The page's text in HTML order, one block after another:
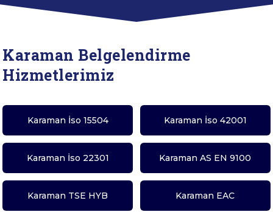
Karaman Belgelendirme
Hizmetlerimiz
Karaman İso 15504 Karaman İso 42001
Karaman İso 22301 Karaman AS EN 9100
Karaman TSE HYB Karaman EAC